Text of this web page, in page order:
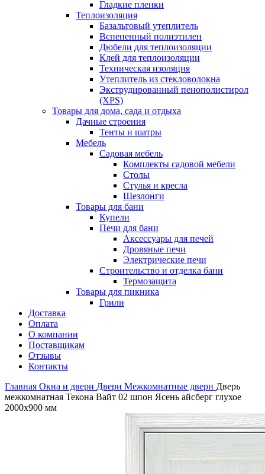
Гладкие пленки
Теплоизоляция
Базальтовый утеплитель
Вспененный полиэтилен
Дюбели для теплоизоляции
Клей для теплоизоляции
Техническая изоляция
Утеплитель из стекловолокна
Экструдированный пенополистирол
(XPS)
Товары для дома, сада и отдыха
Дачные строения
Тенты и шатры
Мебель
Садовая мебель
Комплекты садовой мебели
Столы
Стулья и кресла
Шезлонги
Товары для бани
Купели
Печи для бани
Аксессуары для печей
Дровяные печи
Электрические печи
Строительство и отделка бани
Термозащита
Товары для пикника
Грили
Доставка
Оплата
О компании
Поставщикам
Отзывы
Контакты
Главная Окна и двери Двери Межкомнатные двери Дверь
межкомнатная Текона Вайт 02 шпон Ясень айсберг глухое
2000х900 мм